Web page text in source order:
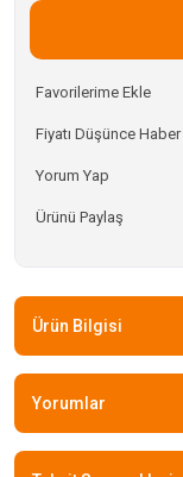
Fiyatı Düşünce
Yorum Yap
Ürünü Paylaş
Ürün Bilgisi
Yorumlar